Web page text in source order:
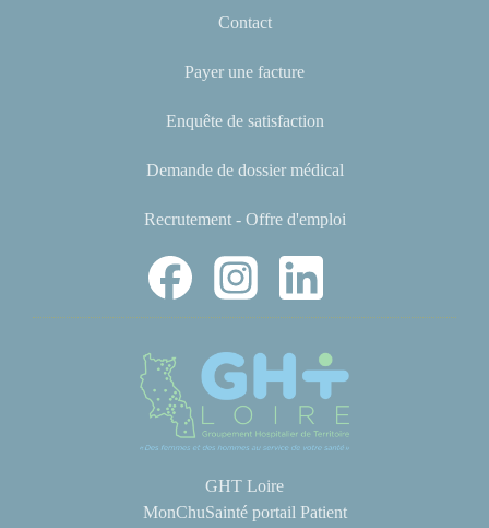
Contact
Payer une facture
Enquête de satisfaction
Demande de dossier médical
Recrutement - Offre d'emploi
GHT Loire
MonChuSainté portail Patient